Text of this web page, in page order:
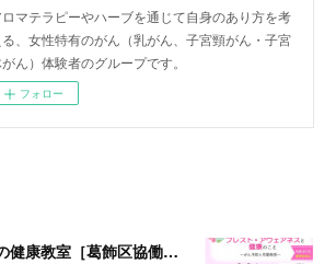
ロマテラピーやハーブを通じて自身のあり方を考
る、女性特有のがん（乳がん、子宮頸がん・子宮
ん）体験者のグループです。
フォロー
第７回 女性のための健康教室［葛飾区協働事業］